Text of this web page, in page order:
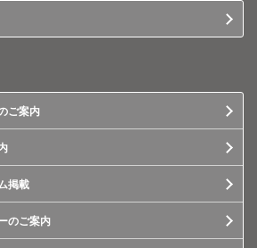
ご案内
掲載
のご案内